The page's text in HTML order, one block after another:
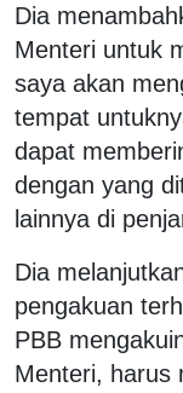
Dia
Menteri untuk
saya akan
tempat
dapat
dengan yang
lainnya di
Dia
pengakuan
PBB
Menteri, harus